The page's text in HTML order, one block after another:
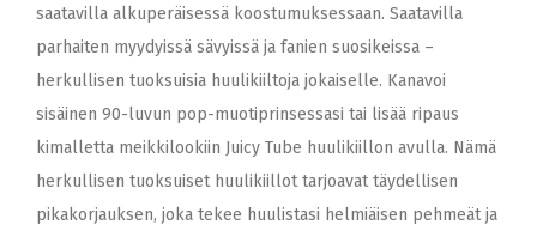
saatavilla alkuperäisessä koostumuksessaan. Saatavilla
parhaiten myydyissä sävyissä ja fanien suosikeissa –
herkullisen tuoksuisia huulikiiltoja jokaiselle. Kanavoi
sisäinen 90-luvun pop-muotiprinsessasi tai lisää ripaus
kimalletta meikkilookiin Juicy Tube huulikiillon avulla. Nämä
herkullisen tuoksuiset huulikiillot tarjoavat täydellisen
pikakorjauksen, joka tekee huulistasi helmiäisen pehmeät ja